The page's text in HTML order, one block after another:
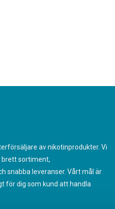
av nikotinprodukter. Vi
sortiment,
snabba leveranser. Vårt mål är
för dig som kund att handla